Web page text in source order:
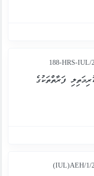
188-HRS-IUL/
ފަރާތްތަކުގެ
(IUL)AEH/1/